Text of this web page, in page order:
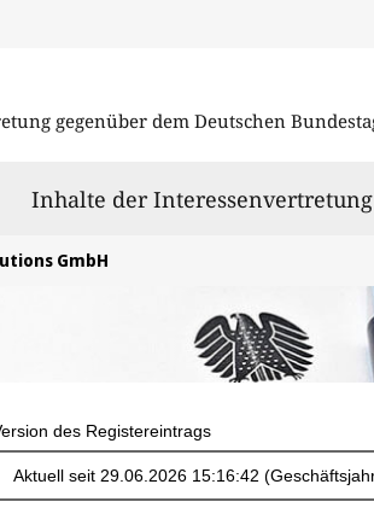
gegenüber dem Deutschen
Inhalte der Interessenvertretung
GmbH
des Registereintrags